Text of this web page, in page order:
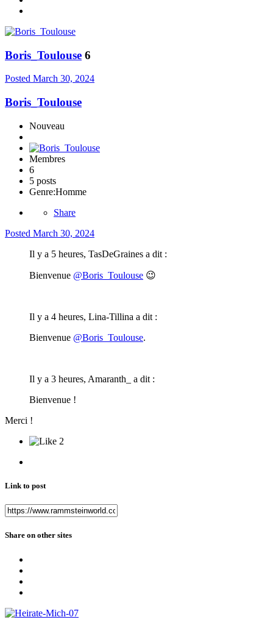
Boris_Toulouse 6
Posted March 30, 2024
Boris_Toulouse
Nouveau
Membres
6
5 posts
Genre:Homme
Share
Posted March 30, 2024
Il y a 5 heures, TasDeGraines a dit :
Bienvenue @Boris_Toulouse 😉
Il y a 4 heures, Lina-Tillina a dit :
Bienvenue @Boris_Toulouse.
Il y a 3 heures, Amaranth_ a dit :
Bienvenue !
Merci !
2
Link to post
Share on other sites